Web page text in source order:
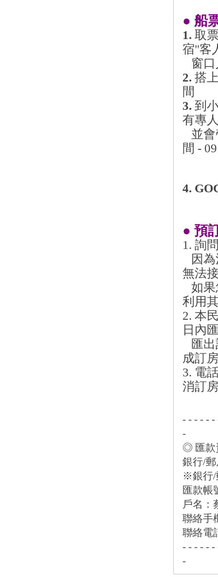
● 船
1. 取
宿"客
窗口
2. 搭
間
3. 到
有專
並會
間 -
4.
● 預
1. 詢
因為
無法
如果
利用
2. 本
日內
匯出
成訂
3. 電
消訂
- - - - - -
-
◎ 匯
銀行/
※銀行/
匯款帳
戶名：
聯絡手
聯絡電
- - - - - -
-